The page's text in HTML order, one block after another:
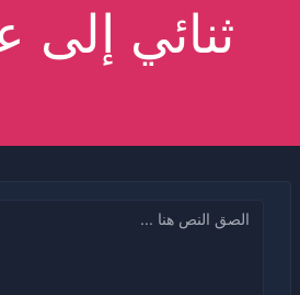
ثنائي